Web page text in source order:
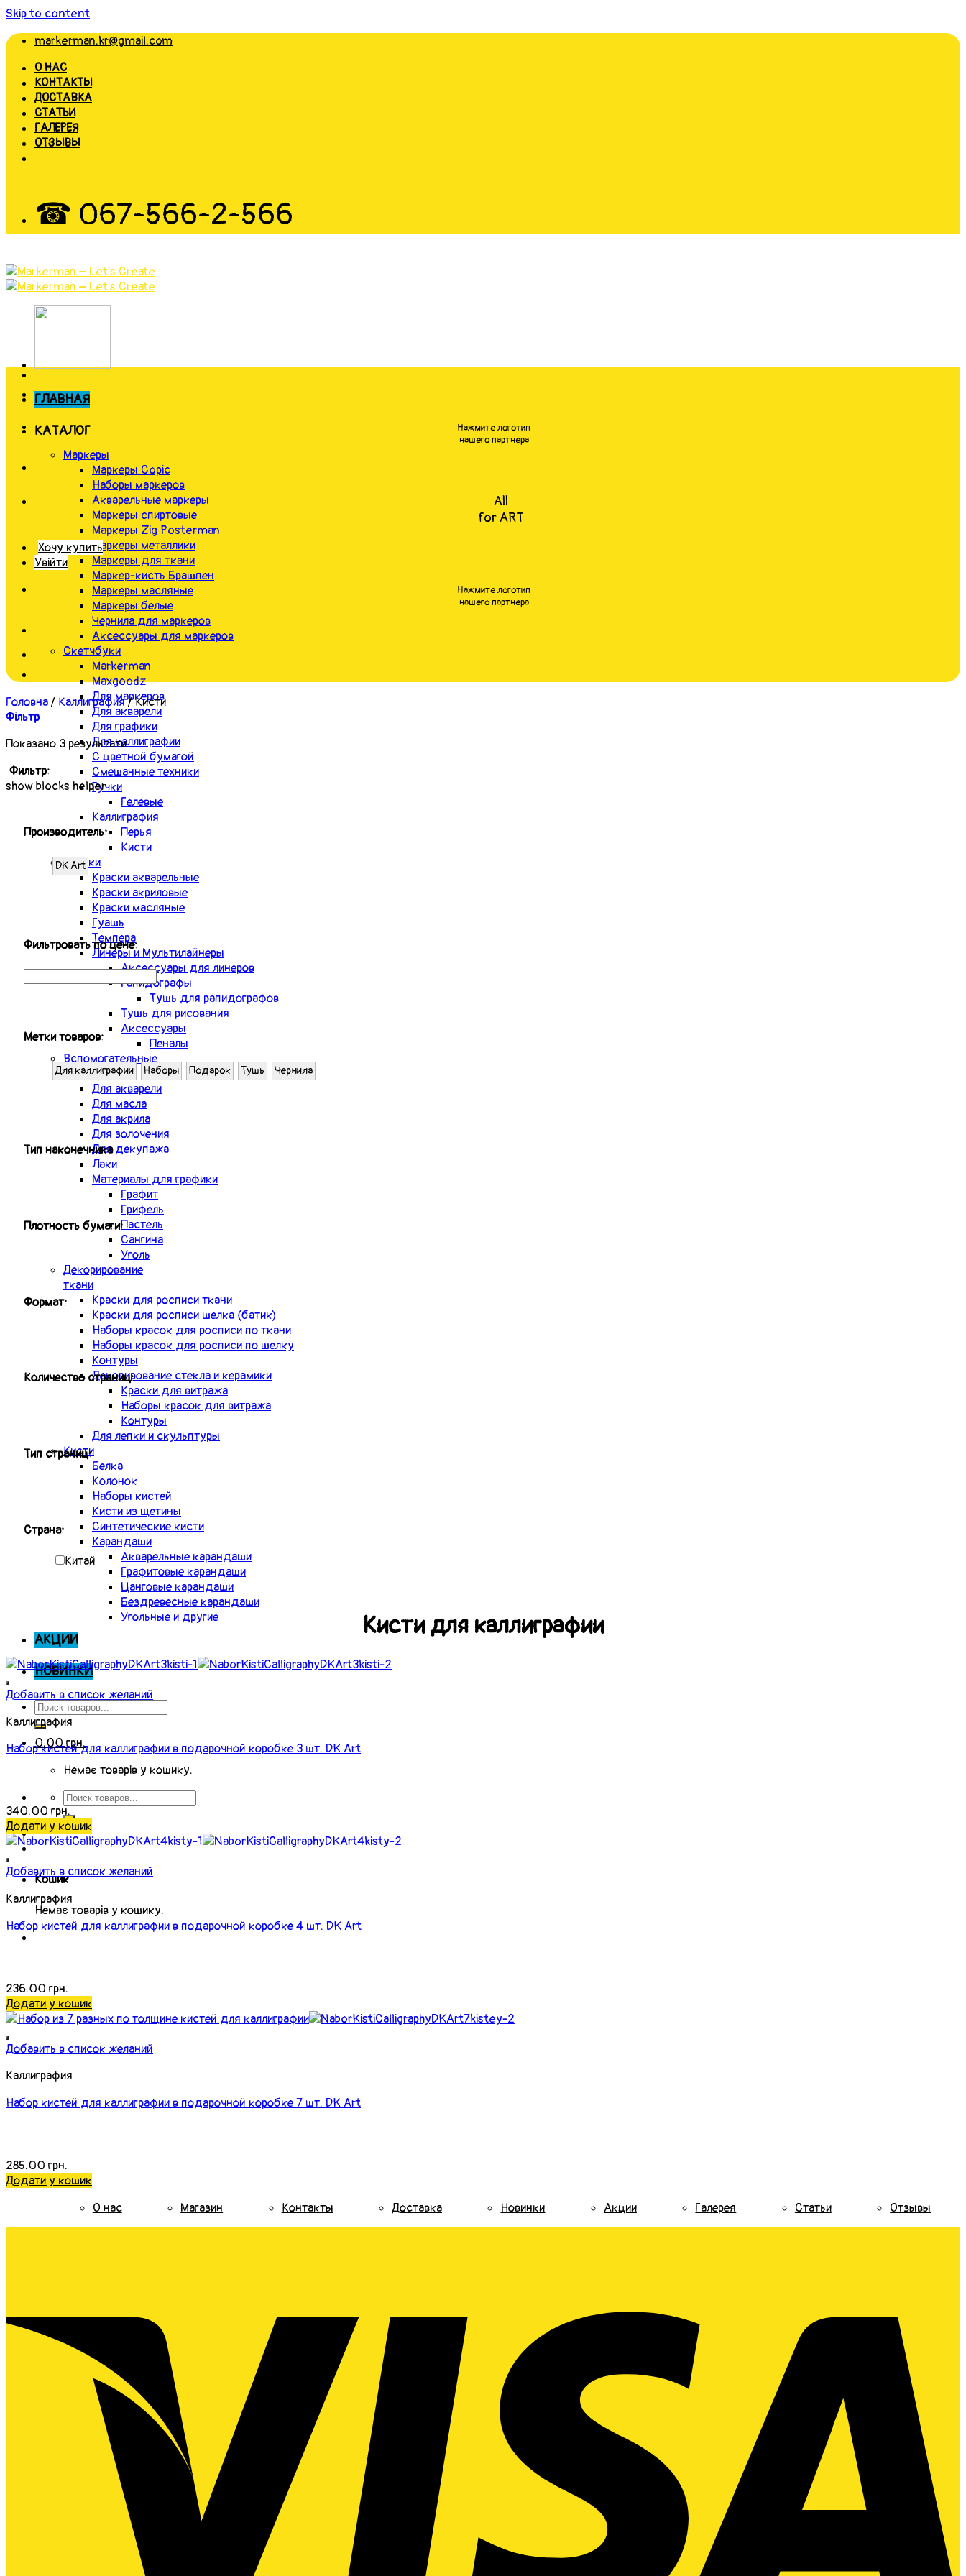
Skip to content
markerman.kr@gmail.com
О НАС
КОНТАКТЫ
ДОСТАВКА
СТАТЬИ
ГАЛЕРЕЯ
ОТЗЫВЫ
☎ 067-566-2-566
ГЛАВНАЯ
КАТАЛОГ
Маркеры
Маркеры Copic
Наборы маркеров
Акварельные маркеры
Маркеры спиртовые
Маркеры Zig Posterman
Маркеры металлики
Маркеры для ткани
Маркер-кисть Брашпен
Маркеры масляные
Маркеры белые
Чернила для маркеров
Аксессуары для маркеров
Скетчбуки
Markerman
Maxgoodz
Для маркеров
Для акварели
Для графики
Для каллиграфии
С цветной бумагой
Смешанные техники
Ручки
Гелевые
Каллиграфия
Перья
Кисти
Краски
Краски акварельные
Краски акриловые
Краски масляные
Гуашь
Темпера
Линеры и Мультилайнеры
Аксессуары для линеров
Рапидографы
Тушь для рапидографов
Тушь для рисования
Аксессуары
Пеналы
Вспомогательные
материалы
Для акварели
Для масла
Для акрила
Для золочения
Для декупажа
Лаки
Материалы для графики
Графит
Грифель
Пастель
Сангина
Уголь
Декорирование
ткани
Краски для росписи ткани
Краски для росписи шелка (батик)
Наборы красок для росписи по ткани
Наборы красок для росписи по шелку
Контуры
Декорирование стекла и керамики
Краски для витража
Наборы красок для витража
Контуры
Для лепки и скульптуры
Кисти
Белка
Колонок
Наборы кистей
Кисти из щетины
Синтетические кисти
Карандаши
Акварельные карандаши
Графитовые карандаши
Цанговые карандаши
Бездревесные карандаши
Угольные и другие
АКЦИИ
НОВИНКИ
0.00грн.
Немає товарів у кошику.
Кошик
Немає товарів у кошику.
Нажмите логотип
нашего партнера
All
for ART
Хочу купить
Увійти
Нажмите логотип
нашего партнера
Головна/ Каллиграфия/Кисти
Фільтр
Показано 3 результати
Фильтр:
show blocks helper
Производитель:
DK Art
Фильтровать по цене:
Метки товаров:
Для каллиграфии Наборы Подарок Тушь Чернила
Тип наконечника
Плотность бумаги:
Формат:
Количество страниц:
Тип страниц:
Страна:
Китай
Кисти для каллиграфии
Добавить в список желаний
Каллиграфия
Набор кистей для каллиграфии в подарочной коробке 3 шт. DK Art
340.00 грн.
Додати у кошик
Добавить в список желаний
Каллиграфия
Набор кистей для каллиграфии в подарочной коробке 4 шт. DK Art
236.00 грн.
Додати у кошик
Добавить в список желаний
Каллиграфия
Набор кистей для каллиграфии в подарочной коробке 7 шт. DK Art
285.00 грн.
Додати у кошик
О нас
Магазин Контакты Доставка Новинки Акции Галерея Статьи Отзывы